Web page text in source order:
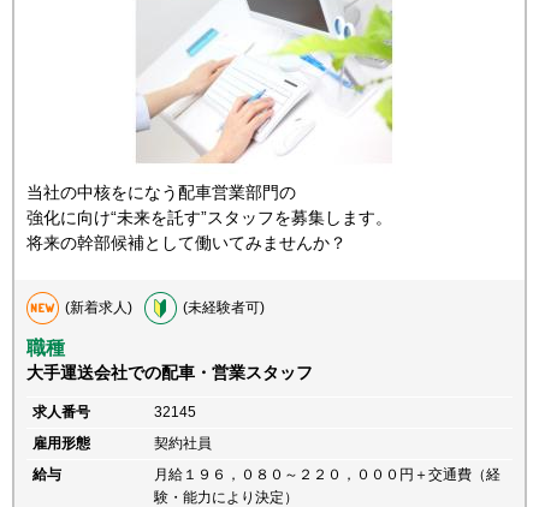
当社の中核をになう配車営業部門の
強化に向け“未来を託す”スタッフを募集します。
将来の幹部候補として働いてみませんか？
(新着求人) (未経験者可)
職種
大手運送会社での配車・営業スタッフ
求人番号
32145
雇用形態
契約社員
給与
月給１９６，０８０～２２０，０００円＋交通費（経
験・能力により決定）